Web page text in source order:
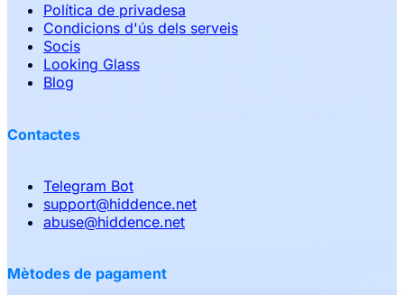
Política de privadesa
Condicions d'ús dels serveis
Socis
Looking Glass
Blog
Contactes
Telegram Bot
support@hiddence.net
abuse@hiddence.net
Mètodes de pagament